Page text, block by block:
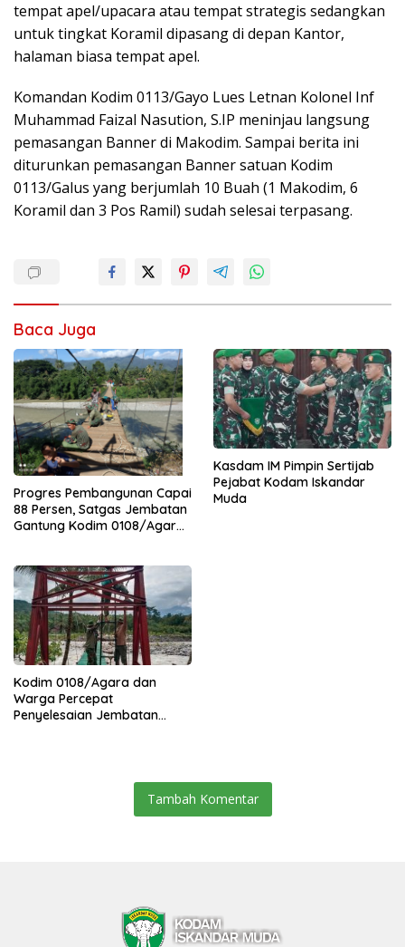
tempat apel/upacara atau tempat strategis sedangkan
untuk tingkat Koramil dipasang di depan Kantor,
halaman biasa tempat apel.
Komandan Kodim 0113/Gayo Lues Letnan Kolonel Inf
Muhammad Faizal Nasution, S.IP meninjau langsung
pemasangan Banner di Makodim. Sampai berita ini
diturunkan pemasangan Banner satuan Kodim
0113/Galus yang berjumlah 10 Buah (1 Makodim, 6
Koramil dan 3 Pos Ramil) sudah selesai terpasang.
Baca Juga
Progres Pembangunan Capai
88 Persen, Satgas Jembatan
Gantung Kodim 0108/Agara
Kasdam IM Pimpin Sertijab
Pejabat Kodam Iskandar
Muda
Kodim 0108/Agara dan
Warga Percepat
Penyelesaian Jembatan
Tambah Komentar